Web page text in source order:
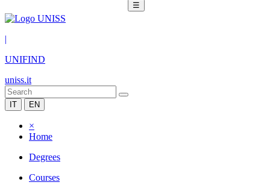
☰
|
UNIFIND
uniss.it
IT EN
×
Home
Degrees
Courses